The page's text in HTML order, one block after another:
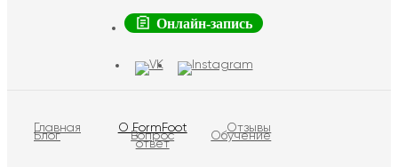
Онлайн-запись
Главная О FormFoot Отзывы
Блог Вопрос
ответ
Обучение